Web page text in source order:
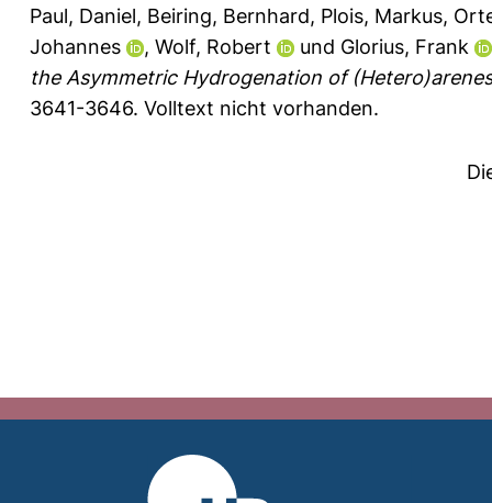
Paul, Daniel, Beiring, Bernhard, Plois, Markus,
Johannes
, Wolf, Robert und Glorius, Frank
the Asymmetric Hydrogenation of
3641-3646. Volltext nicht vorhanden.